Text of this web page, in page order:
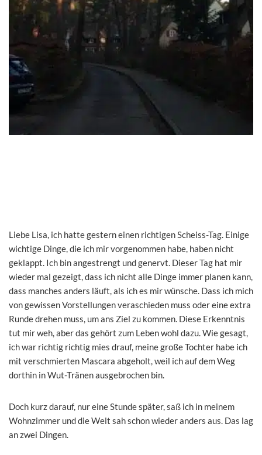
Liebe Lisa, ich hatte gestern einen richtigen Scheiss-Tag. Einige
wichtige Dinge, die ich mir vorgenommen habe, haben nicht
geklappt. Ich bin angestrengt und genervt. Dieser Tag hat mir
wieder mal gezeigt, dass ich nicht alle Dinge immer planen kann,
dass manches anders läuft, als ich es mir wünsche. Dass ich mich
von gewissen Vorstellungen veraschieden muss oder eine extra
Runde drehen muss, um ans Ziel zu kommen. Diese Erkenntnis
tut mir weh, aber das gehört zum Leben wohl dazu. Wie gesagt,
ich war richtig richtig mies drauf, meine große Tochter habe ich
mit verschmierten Mascara abgeholt, weil ich auf dem Weg
dorthin in Wut-Tränen ausgebrochen bin.
Doch kurz darauf, nur eine Stunde später, saß ich in meinem
Wohnzimmer und die Welt sah schon wieder anders aus. Das lag
an zwei Dingen.